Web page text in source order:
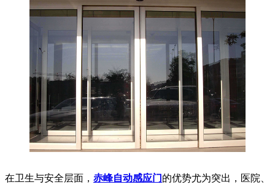
在卫生与安全层面， 赤峰自动感应门 的优势尤为突出，医院、